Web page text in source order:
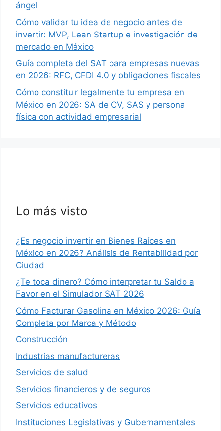
ángel
Cómo validar tu idea de negocio antes de
invertir: MVP, Lean Startup e investigación de
mercado en México
Guía completa del SAT para empresas nuevas
en 2026: RFC, CFDI 4.0 y obligaciones fiscales
Cómo constituir legalmente tu empresa en
México en 2026: SA de CV, SAS y persona
física con actividad empresarial
Lo más visto
¿Es negocio invertir en Bienes Raíces en
México en 2026? Análisis de Rentabilidad por
Ciudad
¿Te toca dinero? Cómo interpretar tu Saldo a
Favor en el Simulador SAT 2026
Cómo Facturar Gasolina en México 2026: Guía
Completa por Marca y Método
Construcción
Industrias manufactureras
Servicios de salud
Servicios financieros y de seguros
Servicios educativos
Instituciones Legislativas y Gubernamentales